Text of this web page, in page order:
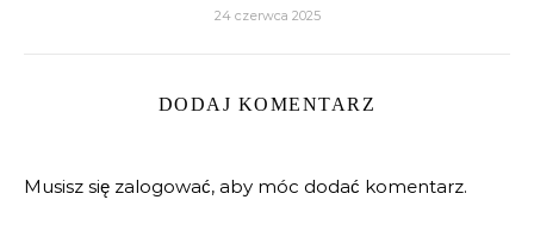
24 czerwca 2025
DODAJ KOMENTARZ
Musisz się zalogować, aby móc dodać komentarz.